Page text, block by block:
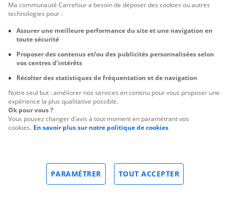
Ma communauté Carrefour a besoin de déposer des cookies ou autres
technologies pour :
Assurer une meilleure performance du site et une navigation en
toute sécurité
Proposer des contenus et/ou des publicités personnalisées selon
vos centres d’intérêts
Récolter des statistiques de fréquentation et de navigation
Notre seul but : améliorer nos services en continu pour vous proposer une
expérience la plus qualitative possible.
Ok pour vous ?
Vous pouvez changer d'avis à tout moment en paramétrant vos
cookies. En savoir plus sur notre politique de cookies
TOUT ACCEPTER
PARAMÉTRER